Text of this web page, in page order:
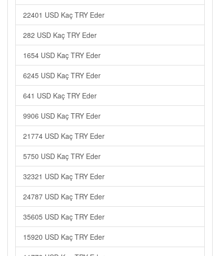
22401 USD Kaç TRY Eder
282 USD Kaç TRY Eder
1654 USD Kaç TRY Eder
6245 USD Kaç TRY Eder
641 USD Kaç TRY Eder
9906 USD Kaç TRY Eder
21774 USD Kaç TRY Eder
5750 USD Kaç TRY Eder
32321 USD Kaç TRY Eder
24787 USD Kaç TRY Eder
35605 USD Kaç TRY Eder
15920 USD Kaç TRY Eder